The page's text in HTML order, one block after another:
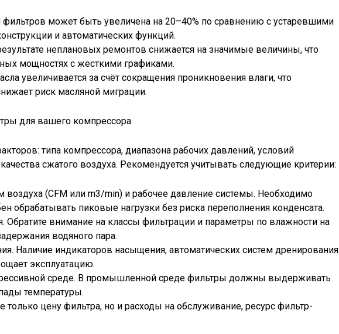
фильтров может быть увеличена на 20–40% по сравнению с устаревшими
и автоматических функций.
неплановых ремонтов снижается на значимые величины, что
мощностях с жесткими графиками.
увеличивается за счёт сокращения проникновения влаги, что
риск масляной миграции.
для вашего компрессора
типа компрессора, диапазона рабочих давлений, условий
сжатого воздуха. Рекомендуется учитывать следующие критерии:
(CFM или m3/min) и рабочее давление системы. Необходимо
обрабатывать пиковые нагрузки без риска переполнения конденсата.
внимание на классы фильтрации и параметры по влажности на
водяного пара.
Наличие индикаторов насыщения, автоматических систем дренирования
эксплуатацию.
среде. В промышленной среде фильтры должны выдерживать
температуры.
только цену фильтра, но и расходы на обслуживание, ресурс фильтр-